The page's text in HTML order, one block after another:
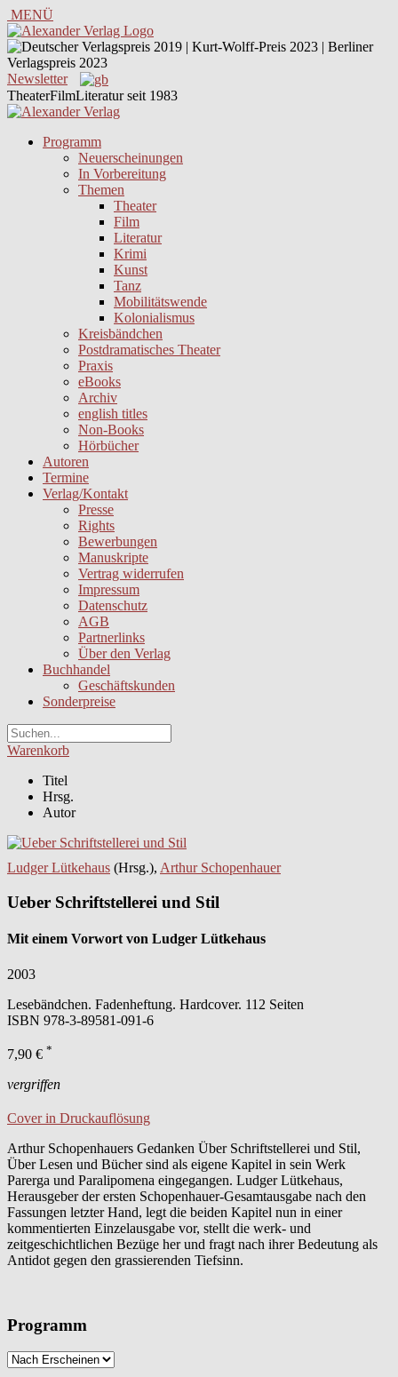
MENÜ
Newsletter
TheaterFilmLiteratur seit 1983
Programm
Neuerscheinungen
In Vorbereitung
Themen
Theater
Film
Literatur
Krimi
Kunst
Tanz
Mobilitätswende
Kolonialismus
Kreisbändchen
Postdramatisches Theater
Praxis
eBooks
Archiv
english titles
Non-Books
Hörbücher
Autoren
Termine
Verlag/Kontakt
Presse
Rights
Bewerbungen
Manuskripte
Vertrag widerrufen
Impressum
Datenschutz
AGB
Partnerlinks
Über den Verlag
Buchhandel
Geschäftskunden
Sonderpreise
Warenkorb
Titel
Hrsg.
Autor
Ludger Lütkehaus (Hrsg.), Arthur Schopenhauer
Ueber Schriftstellerei und Stil
Mit einem Vorwort von Ludger Lütkehaus
2003
Lesebändchen. Fadenheftung. Hardcover. 112 Seiten
ISBN 978-3-89581-091-6
7,90 € *
vergriffen
Cover in Druckauflösung
Arthur Schopenhauers Gedanken Über Schriftstellerei und Stil,
Über Lesen und Bücher sind als eigene Kapitel in sein Werk
Parerga und Paralipomena eingegangen. Ludger Lütkehaus,
Herausgeber der ersten Schopenhauer-Gesamtausgabe nach den
Fassungen letzter Hand, legt die beiden Kapitel nun in einer
kommentierten Einzelausgabe vor, stellt die werk- und
zeitgeschichtlichen Bezüge her und fragt nach ihrer Bedeutung als
Antidot gegen den grassierenden Tiefsinn.
Programm